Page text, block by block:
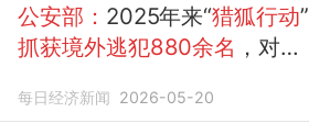
公安部： 2025年来“猎狐行动”
抓获境外逃犯880余名 ，对上
忍”
每日经济新闻 2026-05-20